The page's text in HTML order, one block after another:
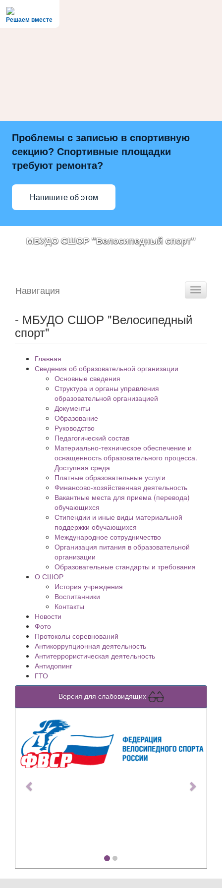
Решаем вместе
Проблемы с записью в спортивную
секцию? Спортивные площадки
требуют ремонта?
Напишите об этом
МБУДО СШОР "Велосипедный спорт"
Toggle
Навигация
- МБУДО СШОР "Велосипедный
спорт"
Главная
Сведения об образовательной организации
Основные сведения
Структура и органы управления
образовательной организацией
Документы
Образование
Руководство
Педагогический состав
Материально-техническое обеспечение и
оснащенность образовательного процесса.
Доступная среда
Платные образовательные услуги
Финансово-хозяйственная деятельность
Вакантные места для приема (перевода)
обучающихся
Стипендии и иные виды материальной
поддержки обучающихся
Международное сотрудничество
Организация питания в образовательной
организации
Образовательные стандарты и требования
О СШОР
История учреждения
Воспитанники
Контакты
Новости
Фото
Протоколы соревнований
Антикоррупционная деятельность
Антитеррористическая деятельность
Антидопинг
ГТО
Версия для слабовидящих
Previous